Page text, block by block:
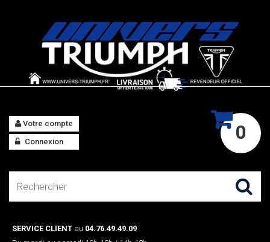
0
Votre compte
Connexion
SERVICE CLIENT au 04.76.49.49.09